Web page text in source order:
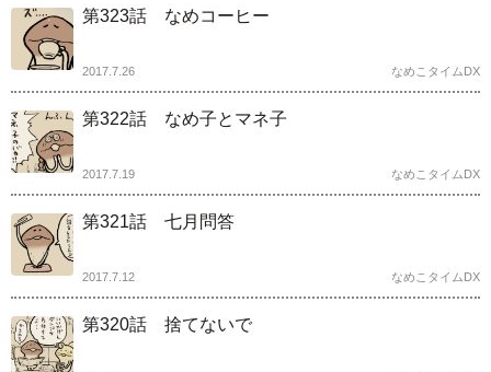
第323話 なめコーヒー
2017.7.26 なめこタイムDX
第322話 なめ子とマネ子
2017.7.19 なめこタイムDX
第321話 七月問答
2017.7.12 なめこタイムDX
第320話 捨てないで